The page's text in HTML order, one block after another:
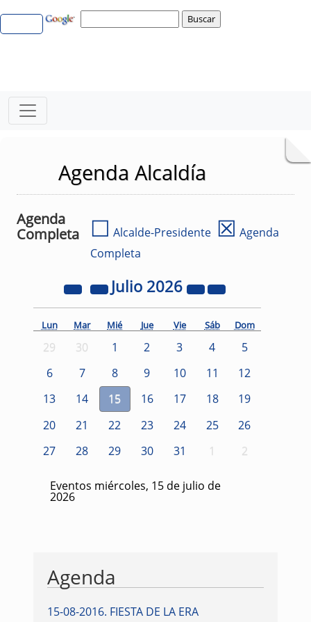
Agenda Alcaldía
Agenda
Completa
☐ Alcalde-Presidente ☒ Agenda
Completa
Julio 2026
Lun Mar Mié Jue Vie Sáb Dom
29 30 1 2 3 4
5
6
7 8 9 10 11
12
13
14 15 16 17 18
19
20
21 22 23 24 25
26
27
28 29 30 31 1 2
Eventos miércoles, 15 de julio de
2026
Agenda
15-08-2016. FIESTA DE LA ERA